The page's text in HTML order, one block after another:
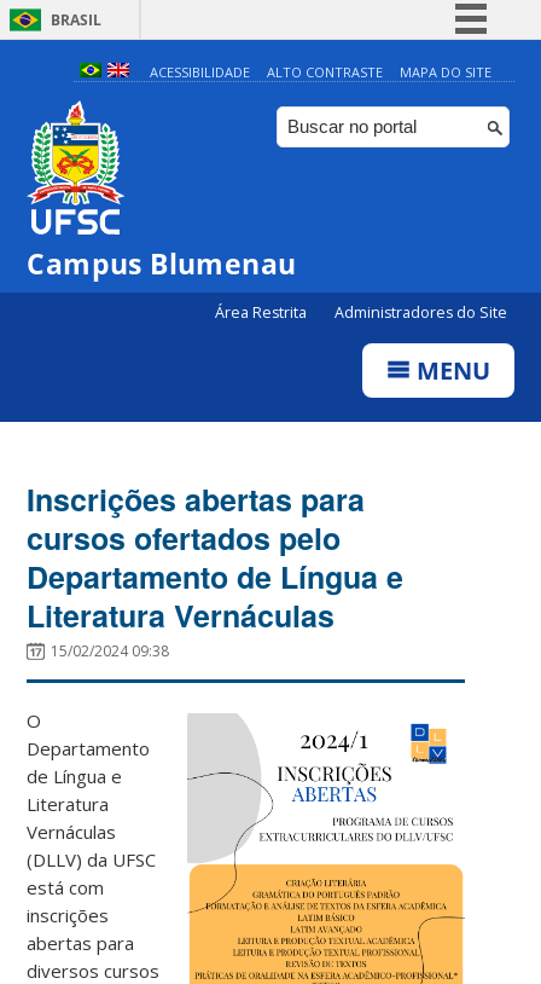
BRASIL
Simplifique!
Comunica BR
Participe
ACESSIBILIDADE ALTO CONTRASTE MAPA DO SITE
Campus Blumenau
Área Restrita Administradores do Site
MENU
Inscrições abertas para
cursos ofertados pelo
Departamento de Língua e
Literatura Vernáculas
15/02/2024 09:38
O
Departamento
de Língua e
Literatura
Vernáculas
(DLLV) da UFSC
está com
inscrições
abertas para
diversos cursos